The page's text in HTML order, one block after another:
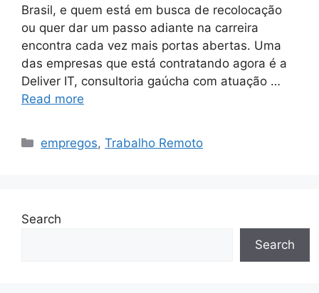
Brasil, e quem está em busca de recolocação
ou quer dar um passo adiante na carreira
encontra cada vez mais portas abertas. Uma
das empresas que está contratando agora é a
Deliver IT, consultoria gaúcha com atuação …
Read more
Categories
empregos,Trabalho Remoto
Search
Search